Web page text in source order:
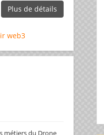
Plus de détails
web3